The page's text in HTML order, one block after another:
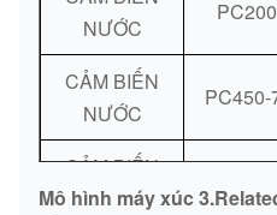
NƯỚC
CẢM BIẾN
NƯỚC
PC450-
CẢM BIẾN
NƯỚC
Mô hình máy xúc